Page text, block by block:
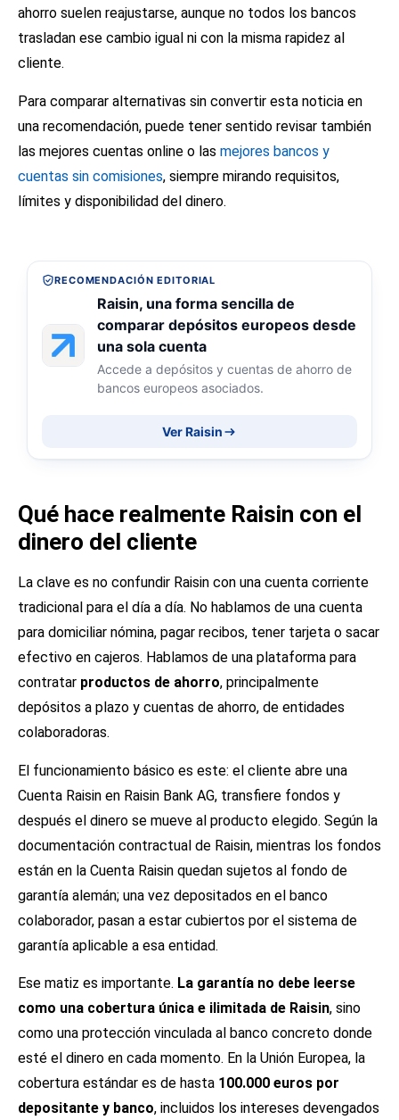
ahorro suelen reajustarse, aunque no todos los bancos
trasladan ese cambio igual ni con la misma rapidez al
cliente.
Para comparar alternativas sin convertir esta noticia en
una recomendación, puede tener sentido revisar también
las mejores cuentas online o las mejores bancos y
cuentas sin comisiones, siempre mirando requisitos,
límites y disponibilidad del dinero.
RECOMENDACIÓN EDITORIAL
Raisin, una forma sencilla de
comparar depósitos europeos desde
una sola cuenta
Accede a depósitos y cuentas de ahorro de
bancos europeos asociados.
Ver Raisin
Qué hace realmente Raisin con el
dinero del cliente
La clave es no confundir Raisin con una cuenta corriente
tradicional para el día a día. No hablamos de una cuenta
para domiciliar nómina, pagar recibos, tener tarjeta o sacar
efectivo en cajeros. Hablamos de una plataforma para
contratar productos de ahorro, principalmente
depósitos a plazo y cuentas de ahorro, de entidades
colaboradoras.
El funcionamiento básico es este: el cliente abre una
Cuenta Raisin en Raisin Bank AG, transfiere fondos y
después el dinero se mueve al producto elegido. Según la
documentación contractual de Raisin, mientras los fondos
están en la Cuenta Raisin quedan sujetos al fondo de
garantía alemán; una vez depositados en el banco
colaborador, pasan a estar cubiertos por el sistema de
garantía aplicable a esa entidad.
Ese matiz es importante. La garantía no debe leerse
como una cobertura única e ilimitada de Raisin, sino
como una protección vinculada al banco concreto donde
esté el dinero en cada momento. En la Unión Europea, la
cobertura estándar es de hasta 100.000 euros por
depositante y banco, incluidos los intereses devengados